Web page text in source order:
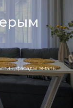
фасады эмаль